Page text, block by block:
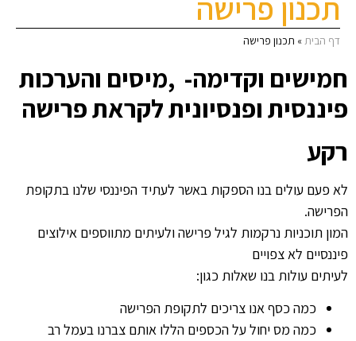
דף הבית» תכנון פרישה
חמישים וקדימה- ,מיסים והערכות
פיננסית ופנסיונית לקראת פרישה
רקע
לא פעם עולים בנו הספקות באשר לעתיד הפיננסי שלנו בתקופת
הפרישה.
המון תוכניות נרקמות לגיל פרישה ולעיתים מתווספים אילוצים
פיננסיים לא צפויים
לעיתים עולות בנו שאלות כגון:
כמה כסף אנו צריכים לתקופת הפרישה
כמה מס יחול על הכספים הללו אותם צברנו בעמל רב